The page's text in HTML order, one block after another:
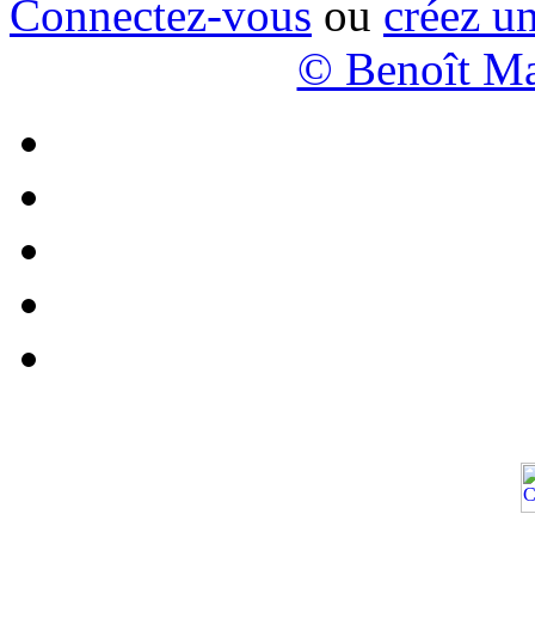
Connectez-vous ou créez
© Benoît